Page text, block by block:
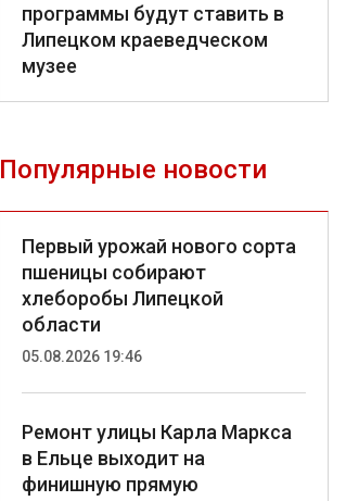
программы будут ставить в
Липецком краеведческом
музее
Популярные новости
Первый урожай нового сорта
пшеницы собирают
хлеборобы Липецкой
области
05.08.2026 19:46
Ремонт улицы Карла Маркса
в Ельце выходит на
финишную прямую